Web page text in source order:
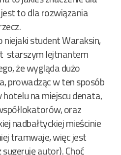
jest to dla rozwiązania
student Waraksin,
starszym lejtnantem
że wygląda dużo
prowadząc w ten sposób
na miejscu denata,
oraz
nadbałtyckiej mieścinie
tramwaje, więc jest
autor). Choć